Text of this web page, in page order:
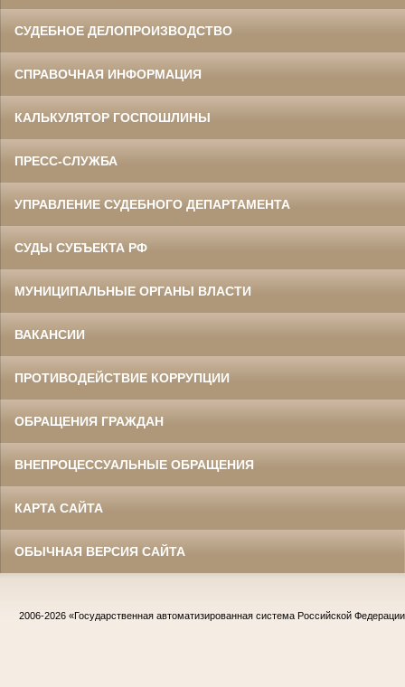
СУДЕБНОЕ ДЕЛОПРОИЗВОДСТВО
СПРАВОЧНАЯ ИНФОРМАЦИЯ
КАЛЬКУЛЯТОР ГОСПОШЛИНЫ
ПРЕСС-СЛУЖБА
УПРАВЛЕНИЕ СУДЕБНОГО ДЕПАРТАМЕНТА
СУДЫ СУБЪЕКТА РФ
МУНИЦИПАЛЬНЫЕ ОРГАНЫ ВЛАСТИ
ВАКАНСИИ
ПРОТИВОДЕЙСТВИЕ КОРРУПЦИИ
ОБРАЩЕНИЯ ГРАЖДАН
ВНЕПРОЦЕССУАЛЬНЫЕ ОБРАЩЕНИЯ
КАРТА САЙТА
ОБЫЧНАЯ ВЕРСИЯ САЙТА
2006-2026 «Государственная автоматизированная система Российской